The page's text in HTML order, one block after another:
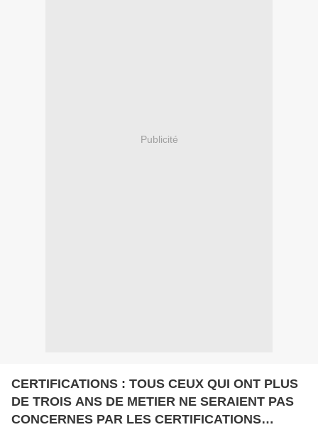
Publicité
CERTIFICATIONS : TOUS CEUX QUI ONT PLUS
DE TROIS ANS DE METIER NE SERAIENT PAS
CONCERNES PAR LES CERTIFICATIONS